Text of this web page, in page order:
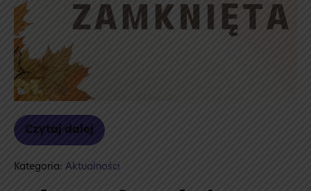
Czytaj dalej
31
października
Kategoria: Aktualności